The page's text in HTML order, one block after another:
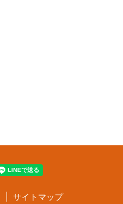
サイトマップ